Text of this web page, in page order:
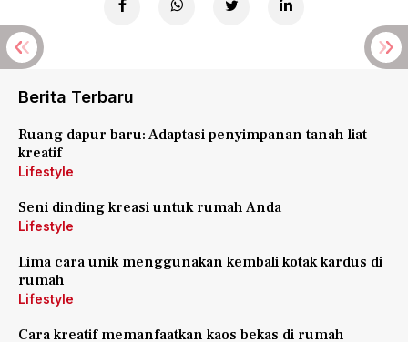
Berita Terbaru
Ruang dapur baru: Adaptasi penyimpanan tanah liat
kreatif
Lifestyle
Seni dinding kreasi untuk rumah Anda
Lifestyle
Lima cara unik menggunakan kembali kotak kardus di
rumah
Lifestyle
Cara kreatif memanfaatkan kaos bekas di rumah